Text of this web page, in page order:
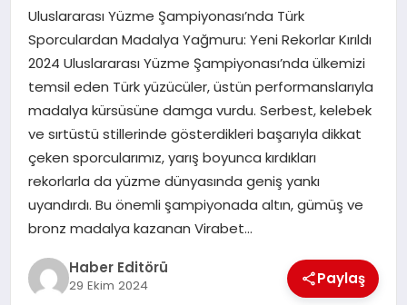
MAGAZIN
SPOR
YAŞAM
Uluslararası Yüzme Şampiyonası’nda Türk
Sporculardan Madalya Yağmuru: Yeni Rekorlar Kırıldı
2024 Uluslararası Yüzme Şampiyonası’nda ülkemizi
temsil eden Türk yüzücüler, üstün performanslarıyla
madalya kürsüsüne damga vurdu. Serbest, kelebek
ve sırtüstü stillerinde gösterdikleri başarıyla dikkat
çeken sporcularımız, yarış boyunca kırdıkları
rekorlarla da yüzme dünyasında geniş yankı
uyandırdı. Bu önemli şampiyonada altın, gümüş ve
bronz madalya kazanan Virabet…
Haber Editörü
29 Ekim 2024 Paylaş